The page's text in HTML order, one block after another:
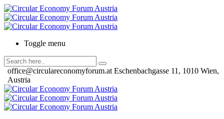
Toggle menu
office@circulareconomyforum.at Eschenbachgasse 11, 1010 Wien,
Austria